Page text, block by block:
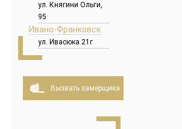
ул. Княгини Ольги,
95
Ивано-Франковск
ул. Ивасюка 21г
Вызвать замерщика